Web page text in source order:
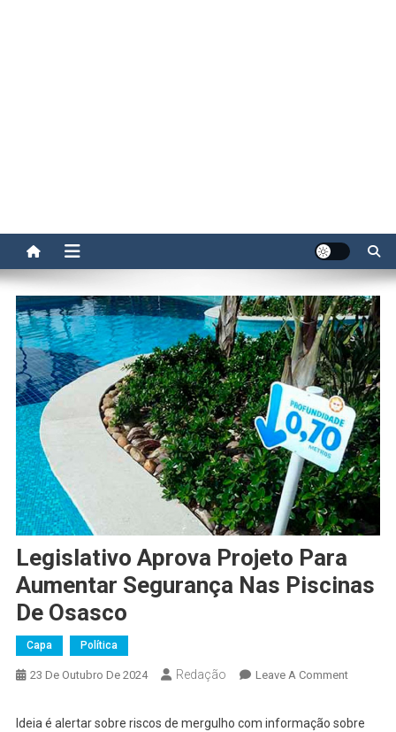
Legislativo Aprova Projeto Para
Aumentar Segurança Nas Piscinas
De Osasco
Capa Política
23 De Outubro De 2024 Redação Leave A CommentOn
Aprova
Ideia é alertar sobre riscos de mergulho com informação sobre